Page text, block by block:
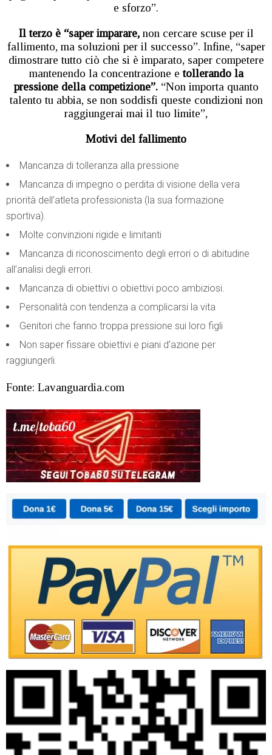
e sforzo”.
Il terzo è “saper imparare,non cercare scuse per il
fallimento, ma soluzioni per il successo”. Infine, “saper
dimostrare tutto ciò che si è imparato, saper competere
mantenendo la concentrazione etollerando la
pressione della competizione”.“Non importa quanto
talento tu abbia, se non soddisfi queste condizioni non
raggiungerai mai il tuo limite”,
Motivi del fallimento
Mancanza di tolleranza alla pressione
Mancanza di impegno o perdita di visione della vera
priorità dell’atleta professionista (la sua formazione
sportiva).
Molte convinzioni rigide e limitanti
Mancanza di riconoscimento degli errori o di abitudine
all’analisi degli errori.
Mancanza di obiettivi o obiettivi poco ambiziosi.
Personalità con tendenza a complicarsi la vita
Genitori che fanno troppa pressione sui loro figli
Non saper fissare obiettivi e piani d’azione per
raggiungerli.
Fonte: Lavanguardia.com